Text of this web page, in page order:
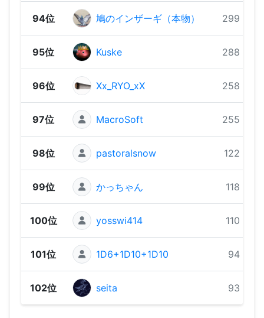
94位 鳩のインザーギ（本物） 299 pts
95位 Kuske 288 pts
96位 Xx_RYO_xX 258 pts
97位 MacroSoft 255 pts
98位 pastoralsnow 122 pts
99位 かっちゃん 118 pts
100位 yosswi414 110 pts
101位 1D6+1D10+1D10 94 pts
102位 seita 93 pts